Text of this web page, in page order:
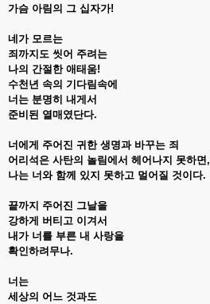
가슴 아림의 그 십자가!
네가 모르는
죄까지도 씻어 주려는
나의 간절한 애태움!
수천년 속의 기다림속에
너는 분명히 내게서
준비된 열매였단다.
너에게 주어진 귀한 생명과 바꾸는 죄
어리석은 사탄의 놀림에서 헤어나지 못하면,
나는 너와 함께 있지 못하고 멀어질 것이다.
끝까지 주어진 그날을
강하게 버티고 이겨서
내가 너를 부른 내 사랑을
확인하려무나.
너는
세상의 어느 것과도